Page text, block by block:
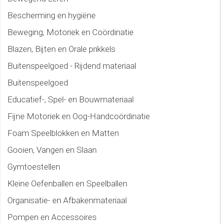
Bescherming en hygiëne
Beweging, Motoriek en Coördinatie
Blazen, Bijten en Orale prikkels
Buitenspeelgoed - Rijdend materiaal
Buitenspeelgoed
Educatief-, Spel- en Bouwmateriaal
Fijne Motoriek en Oog-Handcoördinatie
Foam Speelblokken en Matten
Gooien, Vangen en Slaan
Gymtoestellen
Kleine Oefenballen en Speelballen
Organisatie- en Afbakenmateriaal
Pompen en Accessoires